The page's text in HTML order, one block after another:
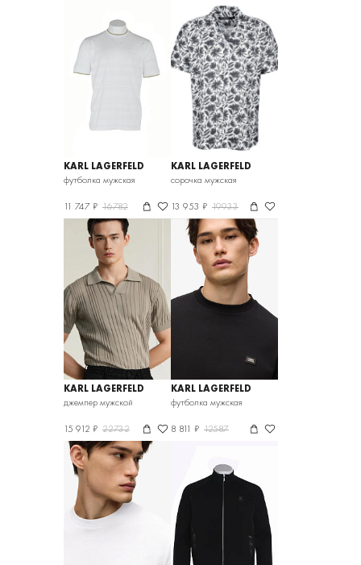
культурное видение и передовые взгляды». Она
развивается под девизом его уникальной точки
зрения: «Мода — это больше отношение, чем какой-
то элемент одежды».
KARL LAGERFELD
футболка мужская
11 747 ₽ 16782
KARL LAGERFELD
сорочка мужская
13 953 ₽ 19933
KARL LAGERFELD
джемпер мужской
15 912 ₽ 22732
KARL LAGERFELD
футболка мужская
8 811 ₽ 12587